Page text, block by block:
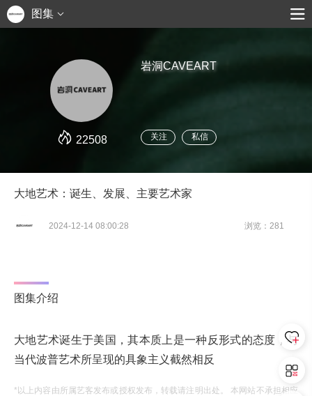
图集
22508
岩洞CAVEART
关注 私信
大地艺术：诞生、发展、主要艺术家
2024-12-14 08:00:28 浏览：281
图集介绍
大地艺术诞生于美国，其本质上是一种反形式的态度，与
当代波普艺术所呈现的具象主义截然相反
*以上内容由所属艺客发布或授权发布，转载请注明出处。 本网站不承担相应